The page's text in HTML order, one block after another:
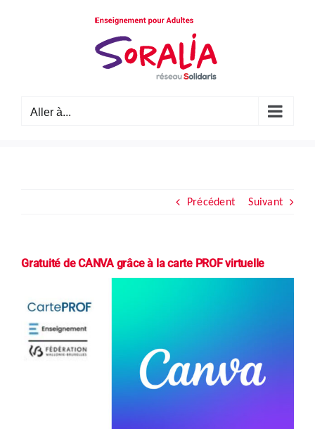
Aller à...
Précédent Suivant
Gratuité de CANVA grâce à la carte PROF virtuelle
l'image
agrandie